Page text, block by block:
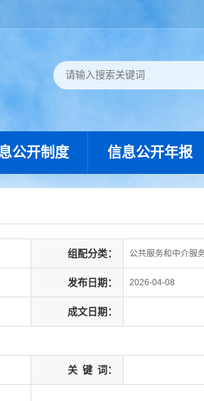
公开制度 信息公开年报
组配分类： 公共服务和中介服
发布日期： 2026-04-08
成文日期：
关 键 词：